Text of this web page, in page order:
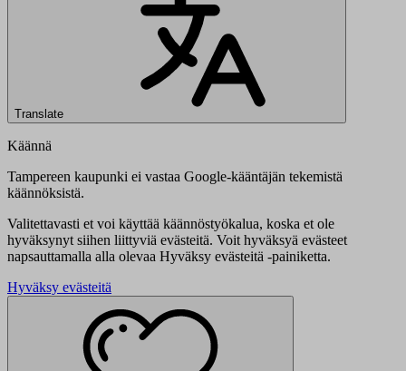
Translate
Käännä
Tampereen kaupunki ei vastaa Google-kääntäjän tekemistä
käännöksistä.
Valitettavasti et voi käyttää käännöstyökalua, koska et ole
hyväksynyt siihen liittyviä evästeitä. Voit hyväksyä evästeet
napsauttamalla alla olevaa Hyväksy evästeitä -painiketta.
Hyväksy evästeitä